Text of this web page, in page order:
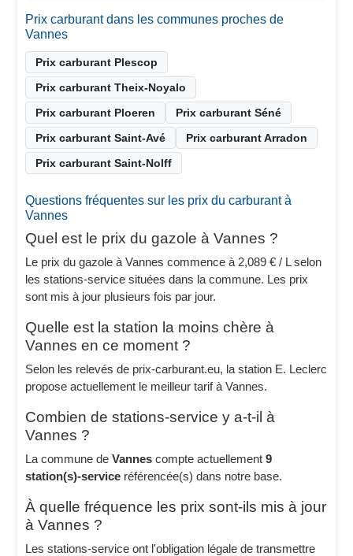
Prix carburant dans les communes proches de
Vannes
Prix carburant Plescop
Prix carburant Theix-Noyalo
Prix carburant Ploeren
Prix carburant Séné
Prix carburant Saint-Avé
Prix carburant Arradon
Prix carburant Saint-Nolff
Questions fréquentes sur les prix du carburant à
Vannes
Quel est le prix du gazole à Vannes ?
Le prix du gazole à Vannes commence à 2,089 € / L selon
les stations-service situées dans la commune. Les prix
sont mis à jour plusieurs fois par jour.
Quelle est la station la moins chère à
Vannes en ce moment ?
Selon les relevés de prix-carburant.eu, la station E. Leclerc
propose actuellement le meilleur tarif à Vannes.
Combien de stations-service y a-t-il à
Vannes ?
La commune deVannes compte actuellement9
station(s)-service référencée(s) dans notre base.
À quelle fréquence les prix sont-ils mis à jour
à Vannes ?
Les stations-service ont l'obligation légale de transmettre